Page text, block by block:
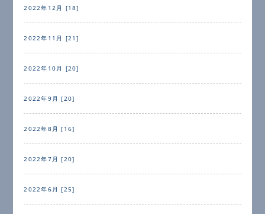
2022年12月 [18]
2022年11月 [21]
2022年10月 [20]
2022年9月 [20]
2022年8月 [16]
2022年7月 [20]
2022年6月 [25]